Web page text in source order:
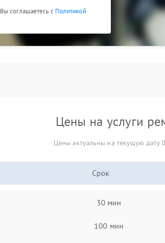
соглашаетесь с Политикой
Цены на услуги
Цены актуальны на текущую дату
Срок
30 мин
100 мин